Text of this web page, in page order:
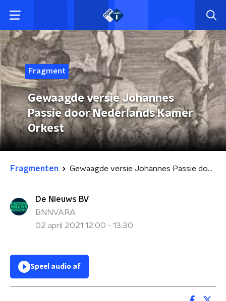
Fragment
Gewaagde versie Johannes
Passie door Nederlands Kamer
Orkest
Fragmenten Gewaagde versie Johannes Passie door Nederlands Kamer Orkest
De Nieuws BV
BNNVARA
02 april 2021 12:00 - 13:30
Speel audio af